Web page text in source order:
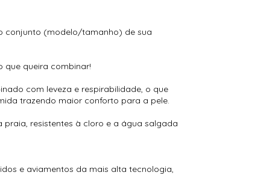
conjunto (modelo/tamanho) de sua
que queira combinar!
com leveza e respirabilidade, o que
trazendo maior conforto para a pele.
resistentes à cloro e a água salgada
e aviamentos da mais alta tecnologia,